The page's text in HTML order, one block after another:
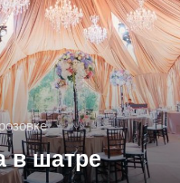
в шатре